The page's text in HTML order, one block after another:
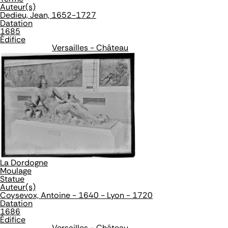
Auteur(s)
Dedieu, Jean, 1652-1727
Datation
1685
Édifice
Versailles - Château
La Dordogne
Moulage
Statue
Auteur(s)
Coysevox, Antoine - 1640 - Lyon - 1720
Datation
1686
Édifice